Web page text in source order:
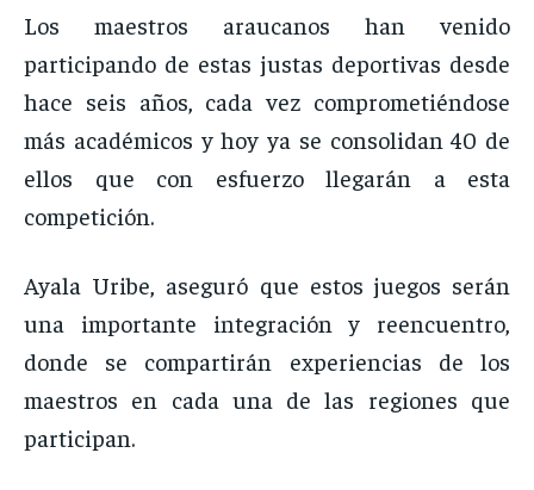
Los maestros araucanos han venido
participando de estas justas deportivas desde
hace seis años, cada vez comprometiéndose
más académicos y hoy ya se consolidan 40 de
ellos que con esfuerzo llegarán a esta
competición.
Ayala Uribe, aseguró que estos juegos serán
una importante integración y reencuentro,
donde se compartirán experiencias de los
maestros en cada una de las regiones que
participan.